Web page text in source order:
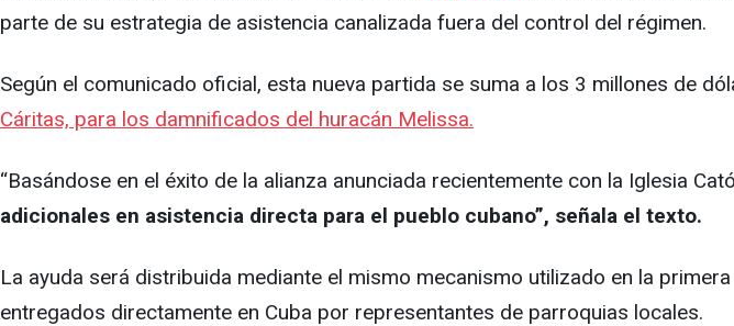
parte de su estrategia de asistencia canalizada fuera del control del régimen.
Según el comunicado oficial, esta nueva partida se suma a los 3 millones de
Cáritas, para los damnificados del huracán Melissa.
“Basándose en el éxito de la alianza anunciada recientemente con la Iglesia
adicionales en asistencia directa para el pueblo cubano”, señala el texto.
La ayuda será distribuida mediante el mismo mecanismo utilizado en la
entregados directamente en Cuba por representantes de parroquias locales.